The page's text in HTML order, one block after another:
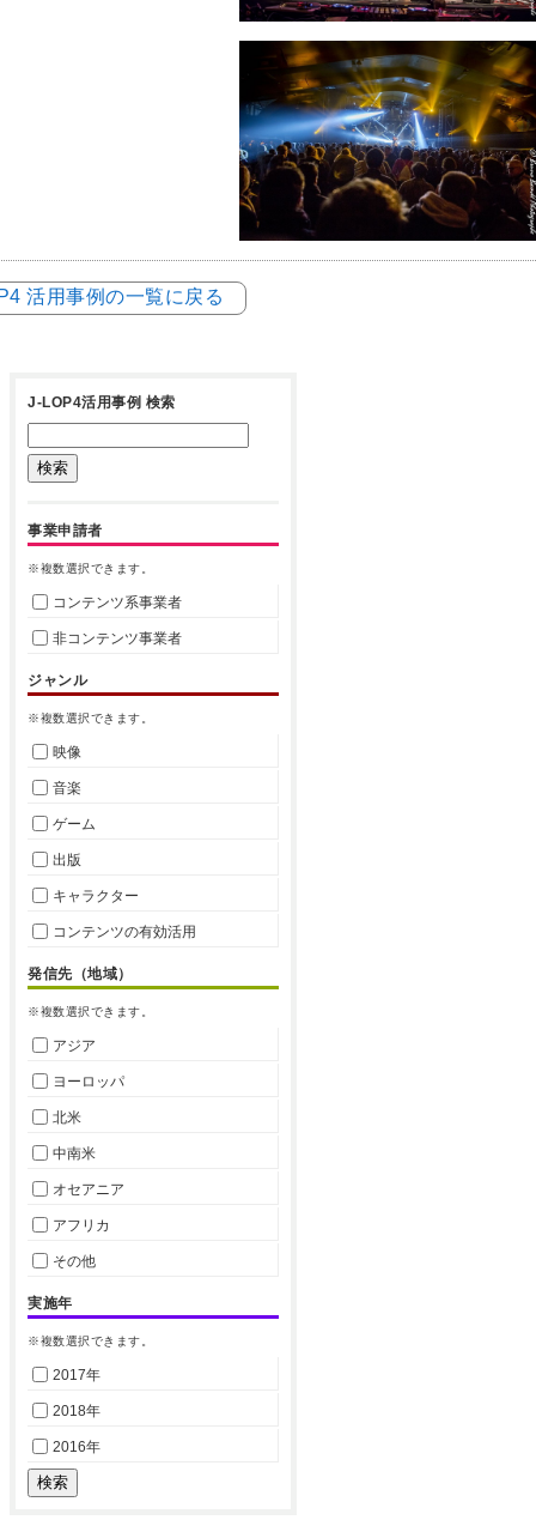
活用事例の一覧に戻る
J-LOP4活用事例 検索
事業申請者
※複数選択できます。
コンテンツ系事業者
非コンテンツ事業者
ジャンル
※複数選択できます。
映像
音楽
ゲーム
出版
キャラクター
コンテンツの有効活用
発信先（地域）
※複数選択できます。
アジア
ヨーロッパ
北米
中南米
オセアニア
アフリカ
その他
実施年
※複数選択できます。
2017年
2018年
2016年